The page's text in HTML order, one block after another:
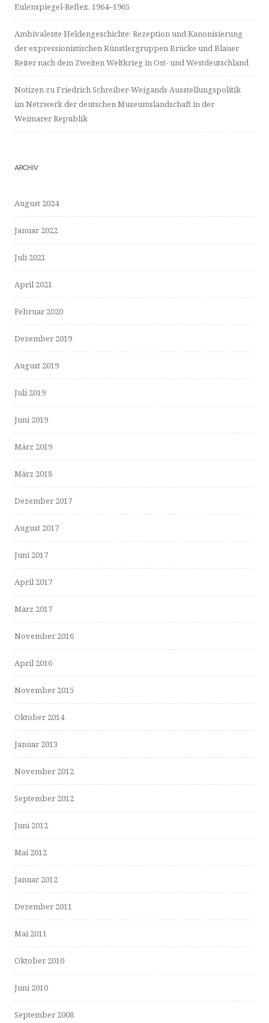
Eulenspiegel-Reflex, 1964–1965
Ambivalente Heldengeschichte: Rezeption und Kanonisierung
der expressionistischen Künstlergruppen Brücke und Blauer
Reiter nach dem Zweiten Weltkrieg in Ost- und Westdeutschland
Notizen zu Friedrich Schreiber-Weigands Ausstellungspolitik
im Netzwerk der deutschen Museumslandschaft in der
Weimarer Republik
ARCHIV
August 2024
Januar 2022
Juli 2021
April 2021
Februar 2020
Dezember 2019
August 2019
Juli 2019
Juni 2019
März 2019
März 2018
Dezember 2017
August 2017
Juni 2017
April 2017
März 2017
November 2016
April 2016
November 2015
Oktober 2014
Januar 2013
November 2012
September 2012
Juni 2012
Mai 2012
Januar 2012
Dezember 2011
Mai 2011
Oktober 2010
Juni 2010
September 2008